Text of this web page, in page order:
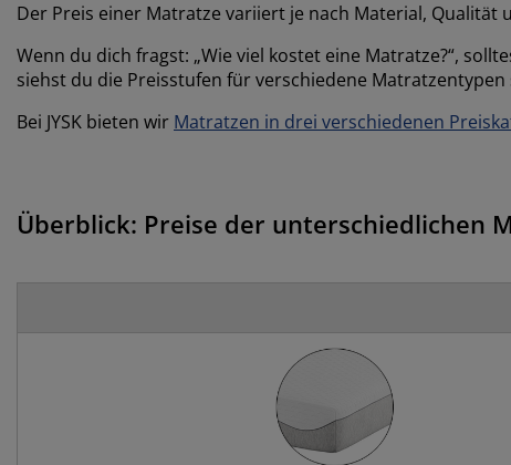
Der Preis einer Matratze variiert je nach Material, Qualität
Wenn du dich fragst: „Wie viel kostet eine Matratze?“,
siehst du die Preisstufen für verschiedene Matratzentypen
Bei JYSK bieten wir Matratzen in drei verschiedenen
Überblick: Preise der unterschiedlichen